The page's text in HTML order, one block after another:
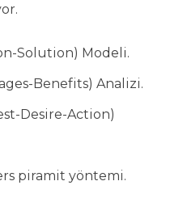
Solution) Modeli.
Benefits) Analizi.
Desire-Action)
piramit yöntemi.